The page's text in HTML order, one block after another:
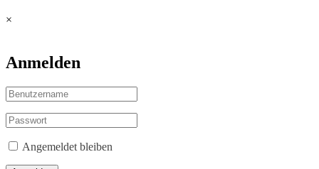
×
Anmelden
Angemeldet bleiben